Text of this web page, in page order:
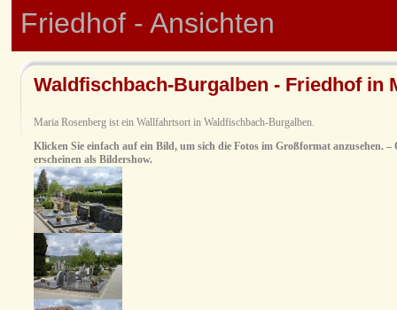
Friedhof - Ansichten
Waldfischbach-Burgalben - Friedhof in
Maria Rosenberg ist ein Wallfahrtsort in Waldfischbach-Burgalben.
Klicken Sie einfach auf ein Bild, um sich die Fotos im Großformat anzusehen. –
erscheinen als Bildershow.